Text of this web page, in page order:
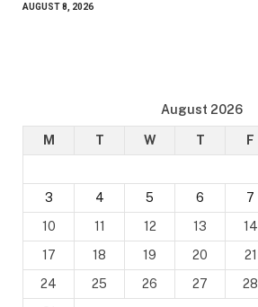
AUGUST 8, 2026
August 2026
M T W T F
3
4 5 6 7
10
11 12 13 14
17
18 19 20 21
24
25 26 27 28